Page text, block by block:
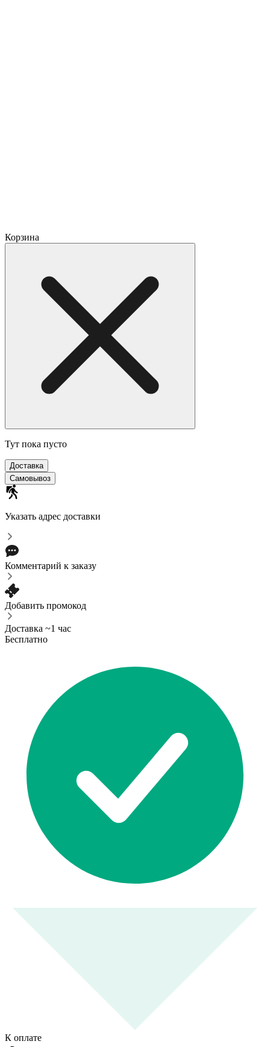
Корзина
Тут пока пусто
Доставка
Самовывоз
Указать адрес доставки
Комментарий к заказу
Добавить промокод
Доставка ~1 час
Бесплатно
К оплате